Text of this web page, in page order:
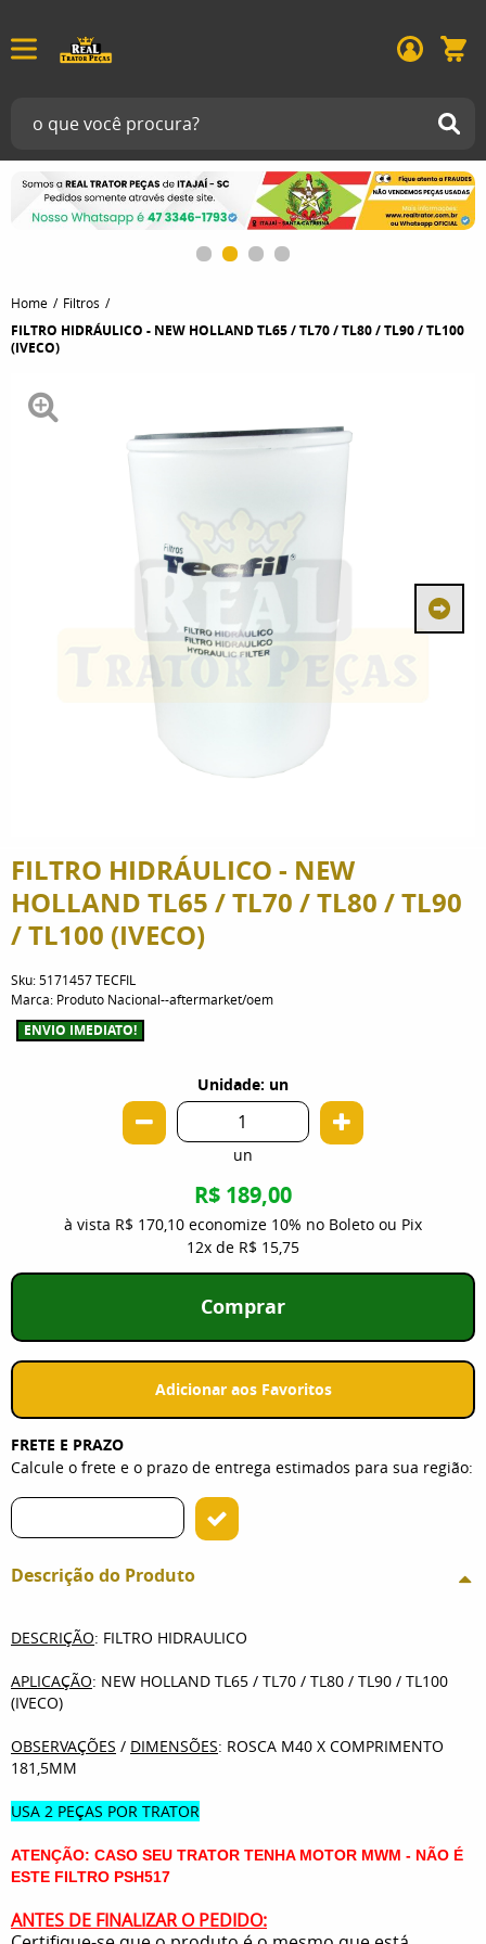
Home Filtros
FILTRO HIDRÁULICO - NEW HOLLAND TL65 / TL70 / TL80 / TL90 / TL100
(IVECO)
FILTRO HIDRÁULICO - NEW
HOLLAND TL65 / TL70 / TL80 / TL90
/ TL100 (IVECO)
Sku:5171457 TECFIL
Marca: Produto Nacional--aftermarket/oem
ENVIO IMEDIATO!
Unidade: un
un
R$ 189,00
à vista R$ 170,10 economize 10% no Boleto ou Pix
12x de R$ 15,75
Comprar
Adicionar aos Favoritos
FRETE E PRAZO
Calcule o frete e o prazo de entrega estimados para sua região:
Descrição do Produto
DESCRIÇÃO: FILTRO HIDRAULICO
APLICAÇÃO: NEW HOLLAND TL65 / TL70 / TL80 / TL90 / TL100
(IVECO)
OBSERVAÇÕES / DIMENSÕES: ROSCA M40 X COMPRIMENTO
181,5MM
USA 2 PEÇAS POR TRATOR
ATENÇÃO: CASO SEU TRATOR TENHA MOTOR MWM - NÃO É
ESTE FILTRO PSH517
ANTES DE FINALIZAR O PEDIDO: